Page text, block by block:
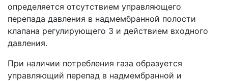
определяется отсутствием управляющего
перепада давления в надмембранной полости
клапана регулирующего 3 и действием входного
давления.
При наличии потребления газа образуется
управляющий перепад в надмембранной и